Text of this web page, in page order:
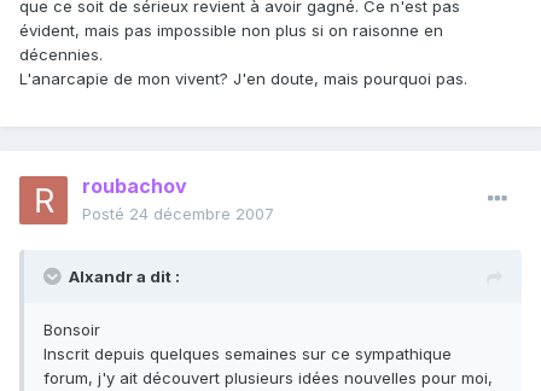
que ce soit de sérieux revient à avoir gagné. Ce n'est pas
évident, mais pas impossible non plus si on raisonne en
décennies.
L'anarcapie de mon vivent? J'en doute, mais pourquoi pas.
roubachov
Posté 24 décembre 2007
Alxandr a dit :
Bonsoir
Inscrit depuis quelques semaines sur ce sympathique
forum, j'y ait découvert plusieurs idées nouvelles pour moi,